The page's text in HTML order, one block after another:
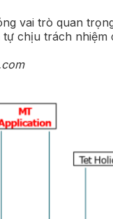
vai trò quan
chịu trách